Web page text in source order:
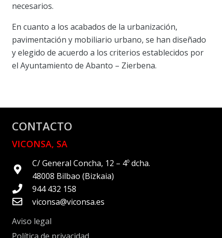
necesarios.
En cuanto a los acabados de la urbanización,
pavimentación y mobiliario urbano, se han diseñado
y elegido de acuerdo a los criterios establecidos por
el Ayuntamiento de Abanto – Zierbena.
CONTACTO
VICONSA, SA
C/ General Concha, 12 – 4º dcha.
48008 Bilbao (Bizkaia)
944 432 158
viconsa@viconsa.es
Aviso legal